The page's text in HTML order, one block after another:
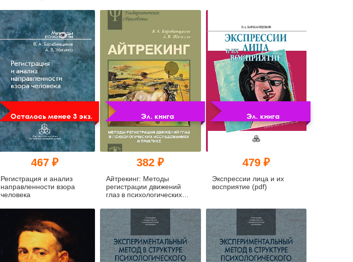
Осталось менее 3 экз.
467 ₽
Регистрация и анализ
направленности взора
человека
Эл. книга
382 ₽
Айтрекинг: Методы
регистрации движений
глаз в психологических
(pdf)
Эл. книга
479 ₽
Экспрессии лица и их
восприятие (pdf)